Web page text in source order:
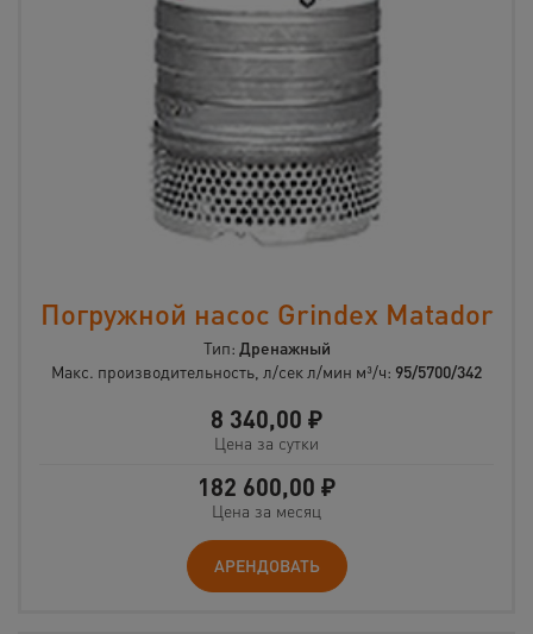
Погружной насос Grindex Matador
Тип: Дренажный
Макс. производительность, л/сек л/мин м³/ч: 95/5700/342
8 340,00 ₽
Цена за сутки
182 600,00 ₽
Цена за месяц
АРЕНДОВАТЬ